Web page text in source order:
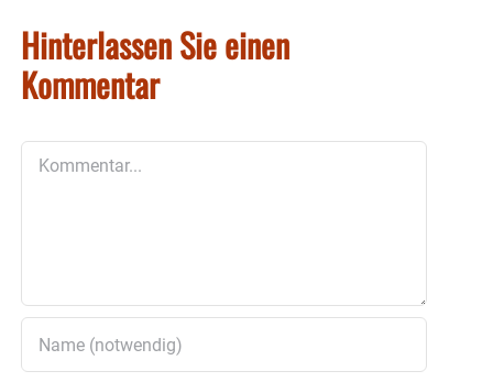
Hinterlassen Sie einen
Kommentar